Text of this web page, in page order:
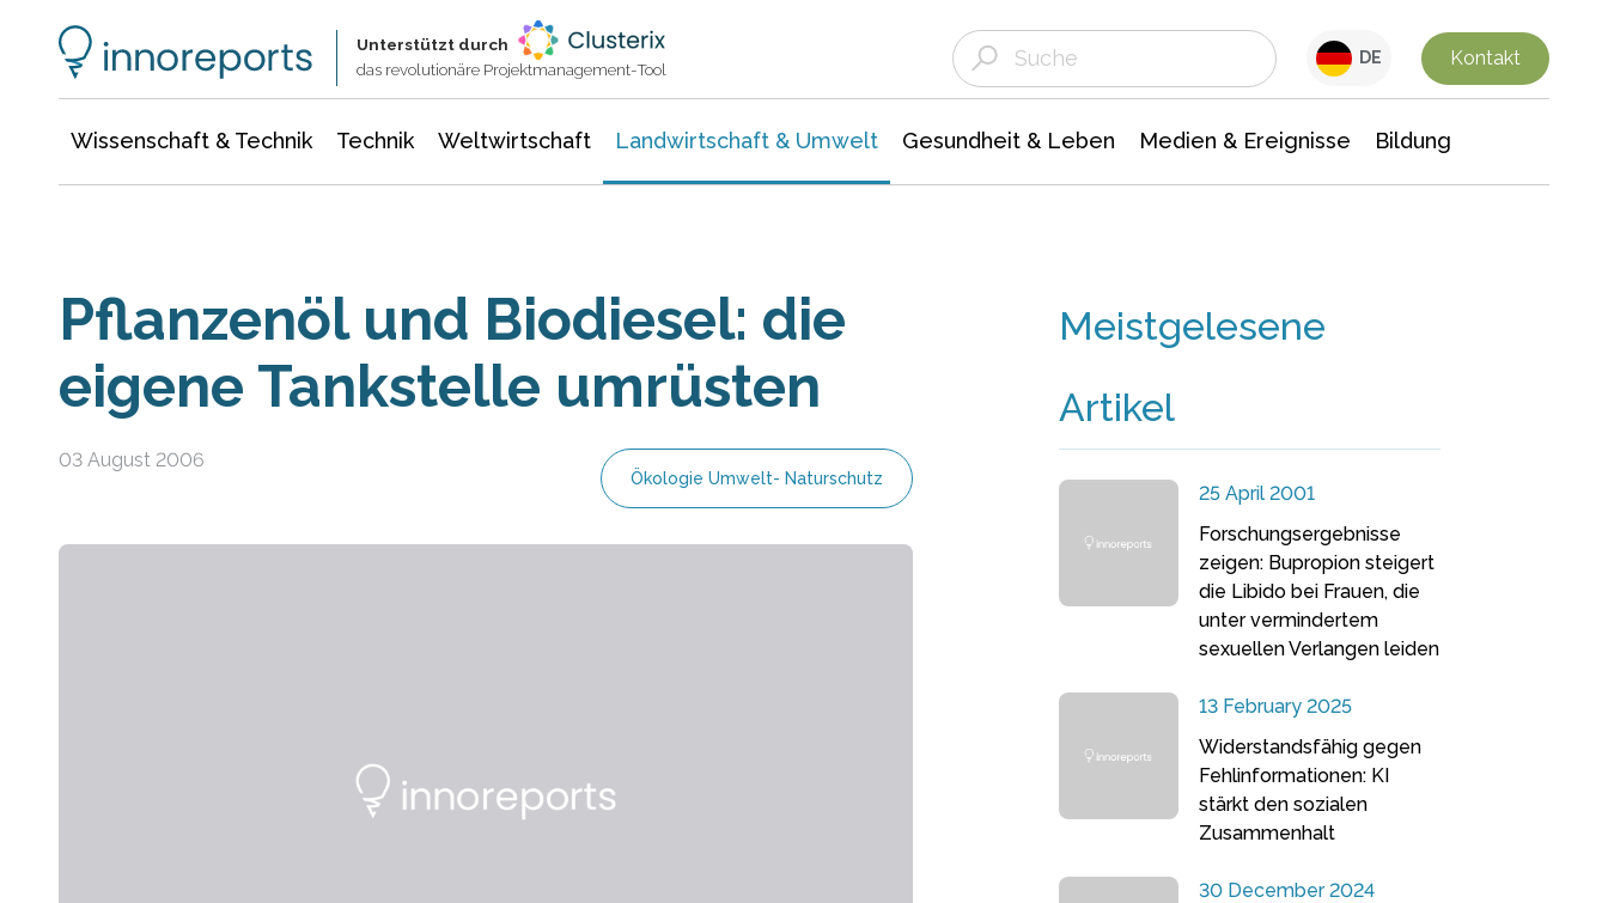
Unterstützt durch
das revolutionäre Projektmanagement-Tool
DE Kontakt
Wissenschaft & Technik Technik Weltwirtschaft Landwirtschaft & Umwelt Gesundheit & Leben Medien & Ereignisse Bildung
Pflanzenöl und Biodiesel: die
eigene Tankstelle umrüsten
03 August 2006
Ökologie Umwelt- Naturschutz
Meistgelesene
Artikel
25 April 2001
Forschungsergebnisse
zeigen: Bupropion steigert
die Libido bei Frauen, die
unter vermindertem
sexuellen Verlangen leiden
13 February 2025
Widerstandsfähig gegen
Fehlinformationen: KI
stärkt den sozialen
Zusammenhalt
30 December 2024